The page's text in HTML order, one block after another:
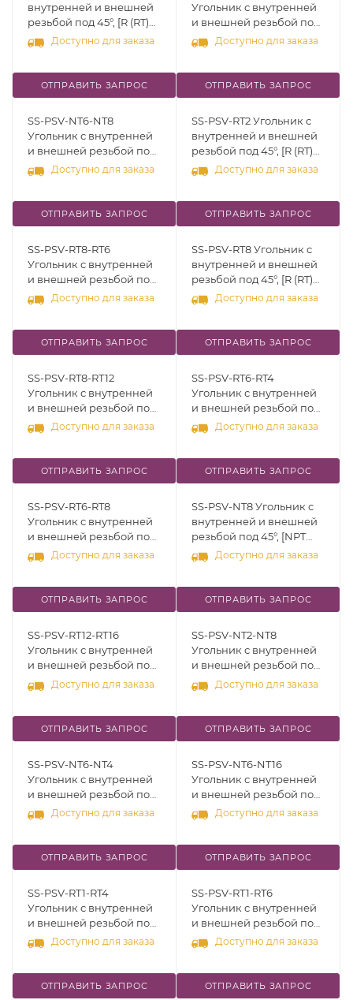
внутренней и внешней
резьбой под 45°, [R (RT)
3/4"], нерж.сталь 316
Доступно для заказа
ОТПРАВИТЬ ЗАПРОС
Угольник с внутренней
и внешней резьбой под
45°, [NPT 1/8" - NPT 1"],
нерж.сталь 316
Доступно для заказа
ОТПРАВИТЬ ЗАПРОС
SS-PSV-NT6-NT8
Угольник с внутренней
и внешней резьбой под
45°, [NPT 3/8" - NPT 1/2"],
нерж.сталь 316
Доступно для заказа
ОТПРАВИТЬ ЗАПРОС
SS-PSV-RT2 Угольник с
внутренней и внешней
резьбой под 45°, [R (RT)
1/8"], нерж.сталь 316
Доступно для заказа
ОТПРАВИТЬ ЗАПРОС
SS-PSV-RT8-RT6
Угольник с внутренней
и внешней резьбой под
45°, [R (RT) 1/2" - R (RT)
3/8"], нерж.сталь 316
Доступно для заказа
ОТПРАВИТЬ ЗАПРОС
SS-PSV-RT8 Угольник с
внутренней и внешней
резьбой под 45°, [R (RT)
1/2"], нерж.сталь 316
Доступно для заказа
ОТПРАВИТЬ ЗАПРОС
SS-PSV-RT8-RT12
Угольник с внутренней
и внешней резьбой под
45°, [R (RT) 1/2" - R (RT)
3/4"], нерж.сталь 316
Доступно для заказа
ОТПРАВИТЬ ЗАПРОС
SS-PSV-RT6-RT4
Угольник с внутренней
и внешней резьбой под
45°, [R (RT) 3/8" - R (RT)
1/4"], нерж.сталь 316
Доступно для заказа
ОТПРАВИТЬ ЗАПРОС
SS-PSV-RT6-RT8
Угольник с внутренней
и внешней резьбой под
45°, [R (RT) 3/8" - R (RT)
1/2"], нерж.сталь 316
Доступно для заказа
ОТПРАВИТЬ ЗАПРОС
SS-PSV-NT8 Угольник с
внутренней и внешней
резьбой под 45°, [NPT
1/2"], нерж.сталь 316
Доступно для заказа
ОТПРАВИТЬ ЗАПРОС
SS-PSV-RT12-RT16
Угольник с внутренней
и внешней резьбой под
45°, [R (RT) 3/4" - R (RT) 1"],
нерж.сталь 316
Доступно для заказа
ОТПРАВИТЬ ЗАПРОС
SS-PSV-NT2-NT8
Угольник с внутренней
и внешней резьбой под
45°, [NPT 1/8" - NPT 1/2"],
нерж.сталь 316
Доступно для заказа
ОТПРАВИТЬ ЗАПРОС
SS-PSV-NT6-NT4
Угольник с внутренней
и внешней резьбой под
45°, [NPT 3/8" - NPT 1/4"],
нерж.сталь 316
Доступно для заказа
ОТПРАВИТЬ ЗАПРОС
SS-PSV-NT6-NT16
Угольник с внутренней
и внешней резьбой под
45°, [NPT 3/8" - NPT 1"],
нерж.сталь 316
Доступно для заказа
ОТПРАВИТЬ ЗАПРОС
SS-PSV-RT1-RT4
Угольник с внутренней
и внешней резьбой под
45°, [R (RT) 1/16" - R (RT)
1/4"], нерж.сталь 316
Доступно для заказа
ОТПРАВИТЬ ЗАПРОС
SS-PSV-RT1-RT6
Угольник с внутренней
и внешней резьбой под
45°, [R (RT) 1/16" - R (RT)
3/8"], нерж.сталь 316
Доступно для заказа
ОТПРАВИТЬ ЗАПРОС